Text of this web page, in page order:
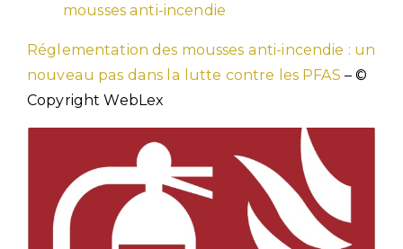
mousses anti-incendie
Réglementation des mousses anti-incendie : un
nouveau pas dans la lutte contre les PFAS – ©
Copyright WebLex